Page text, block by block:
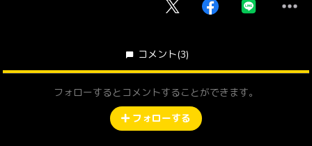
コメント(3)
フォローするとコメントすることができます。
フォローする